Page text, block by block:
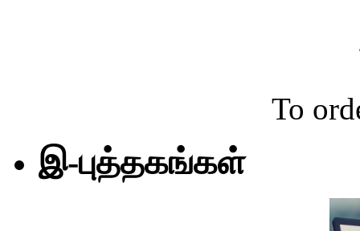
To
இ-புத்தகங்கள்